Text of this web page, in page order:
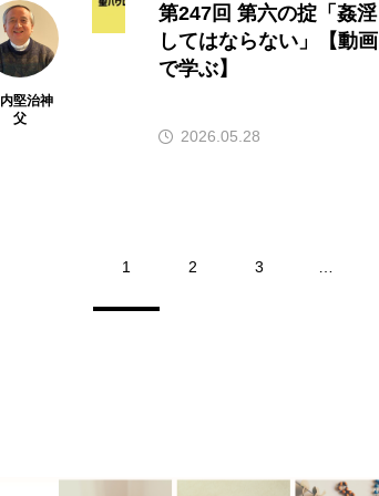
堅治神
父
第247回 第六の掟「姦淫
してはならない」【動画
で学ぶ】
2026.05.28
1 2 3 …